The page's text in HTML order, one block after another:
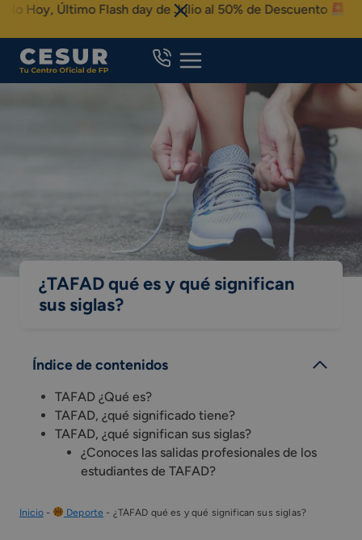
Skip
content
Último Flash day de Julio al 50% de Descuento
¿TAFAD qué es y qué significan
sus siglas?
Índice de contenidos
TAFAD ¿Qué es?
TAFAD, ¿qué significado tiene?
TAFAD, ¿qué significan sus siglas?
¿Conoces las salidas profesionales de los
estudiantes de TAFAD?
Inicio- Deporte - ¿TAFAD qué es y qué significan sus siglas?